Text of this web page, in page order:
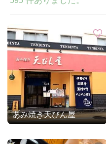
あみ焼き天びん屋